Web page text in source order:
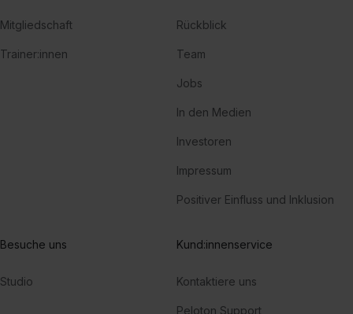
Mitgliedschaft
Trainer:innen
Rückblick
Team
Jobs
In den Medien
Investoren
Impressum
Positiver Einfluss und Inklusion
Besuche uns
Studio
Kund:innenservice
Kontaktiere uns
Peloton Support